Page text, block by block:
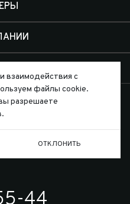
взаимодействия с
файлы cookie.
разрешаете
ОТКЛОНИТЬ